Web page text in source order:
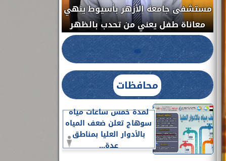
مستشفى جامعة الأزهر بأسيوط ينهي
معاناة طفل يعني من تحدب بالظهر
محافظات
لمدة خمس ساعات مياه
سوهاج تعلن ضعف المياه
بالأدوار العليا بمناطق
عدة...